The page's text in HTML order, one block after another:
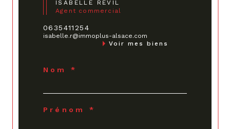
ISABELLE REVIL
Agent commercial
0635411254
isabelle.r@immoplus-alsace.com
Voir mes biens
Nom *
Prénom *